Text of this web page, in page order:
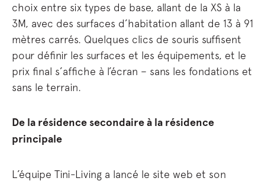
choix entre six types de base, allant de la XS à la
3M, avec des surfaces d’habitation allant de 13 à 91
mètres carrés. Quelques clics de souris suffisent
pour définir les surfaces et les équipements, et le
prix final s’affiche à l’écran – sans les fondations et
sans le terrain.
De la résidence secondaire à la résidence
principale
L’équipe Tini-Living a lancé le site web et son